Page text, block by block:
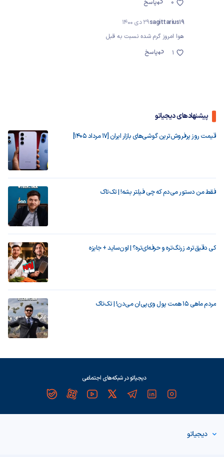
پاسخ
0
sagittarius1929 دی 1400
هوا امروز گرم شده نسبت به قبل
پاسخ
1
پیشنهادهای دیجیاتو
قیمت روز پرفروش‌ترین گوشی‌های بازار ایران [17 مرداد 1405]
فقط من دستور می‌دم که چی فیلتر بشه! | تک‌تاک
کی دقیق‌تره، زرنگ‌تره و حرفه‌ای‌تره؟ | اون‌ساید + جایزه
مردم ماهی ۱۵ همت پول وی‌پی‌ان می‌دن! | تک‌تاک
دیجیاتو در شبکه‌های اجتماعی
دیجیاتو